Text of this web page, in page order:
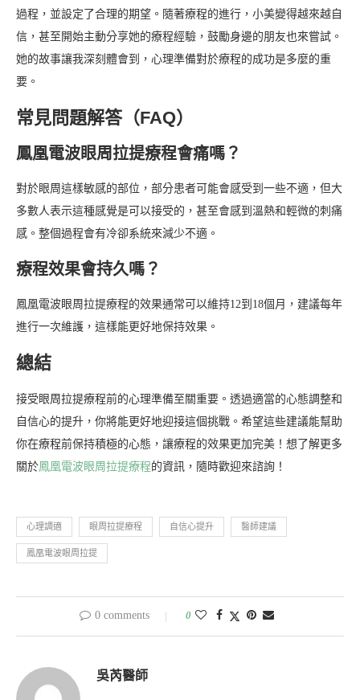
過程，並設定了合理的期望。隨著療程的進行，小美變得越來越自
信，甚至開始主動分享她的療程經驗，鼓勵身邊的朋友也來嘗試。
她的故事讓我深刻體會到，心理準備對於療程的成功是多麼的重
要。
常見問題解答（FAQ）
鳳凰電波眼周拉提療程會痛嗎？
對於眼周這樣敏感的部位，部分患者可能會感受到一些不適，但大
多數人表示這種感覺是可以接受的，甚至會感到溫熱和輕微的刺痛
感。整個過程會有冷卻系統來減少不適。
療程效果會持久嗎？
鳳凰電波眼周拉提療程的效果通常可以維持12到18個月，建議每年
進行一次維護，這樣能更好地保持效果。
總結
接受眼周拉提療程前的心理準備至關重要。透過適當的心態調整和
自信心的提升，你將能更好地迎接這個挑戰。希望這些建議能幫助
你在療程前保持積極的心態，讓療程的效果更加完美！想了解更多
關於鳳凰電波眼周拉提療程的資訊，隨時歡迎來諮詢！
心理調適 眼周拉提療程 自信心提升 醫師建議
鳳凰電波眼周拉提
0 comments 0
吳芮醫師